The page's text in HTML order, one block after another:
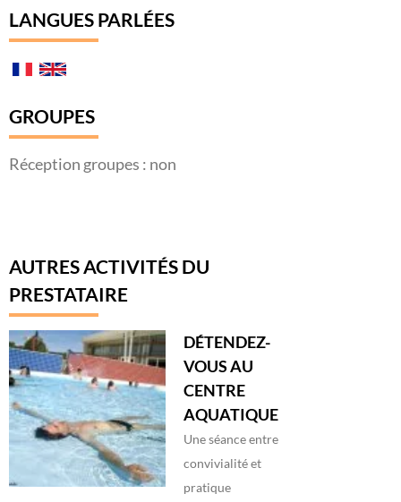
LANGUES PARLÉES
GROUPES
Réception groupes : non
AUTRES ACTIVITÉS DU
PRESTATAIRE
DÉTENDEZ-
VOUS AU
CENTRE
AQUATIQUE
Une séance entre
convivialité et
pratique